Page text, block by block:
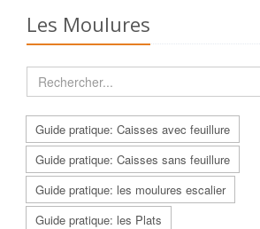
Les Moulures
Guide pratique: Caisses avec feuillure
Guide pratique: Caisses sans feuillure
Guide pratique: les moulures escalier
Guide pratique: les Plats